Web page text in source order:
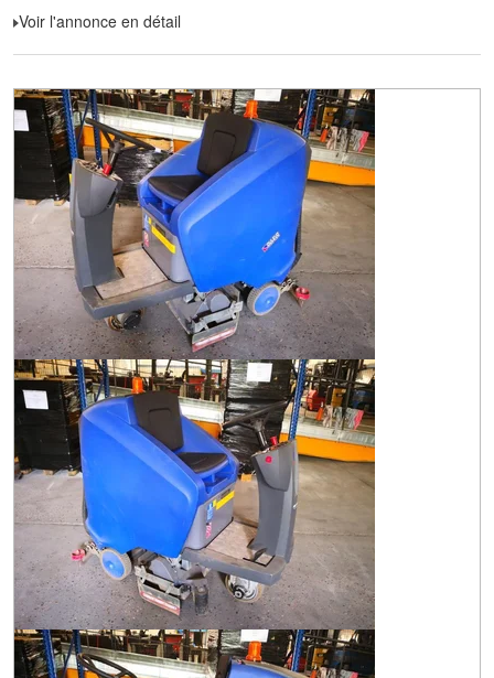
Voir l'annonce en détail